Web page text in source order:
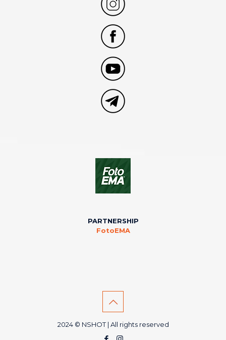
PARTNERSHIP
FotoEMA
2024 © NSHOT | All rights reserved